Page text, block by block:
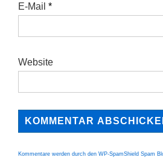
E-Mail *
Website
Kommentare werden durch den WP-SpamShield Spam